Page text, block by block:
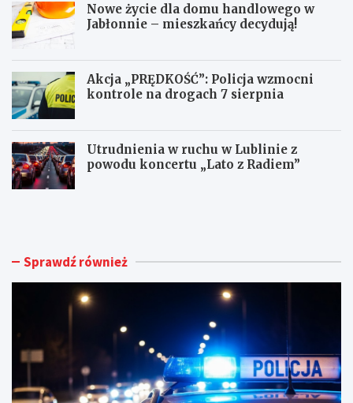
Nowe życie dla domu handlowego w
Jabłonnie – mieszkańcy decydują!
Akcja „PRĘDKOŚĆ”: Policja wzmocni
kontrole na drogach 7 sierpnia
Utrudnienia w ruchu w Lublinie z
powodu koncertu „Lato z Radiem”
M
k
w
M
N
y
m
Sprawdź również